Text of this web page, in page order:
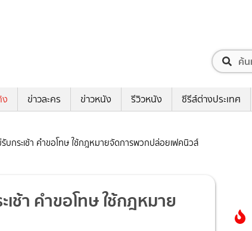
ง ข่าวละคร ข่าวหนัง รีวิวหนัง ซีรีส์ต่างประเทศ
กระเช้า คำขอโทษ ใช้กฎหมายจัดการพวกปล่อยเฟคนิวส์
ช้า คำขอโทษ ใช้กฎหมาย